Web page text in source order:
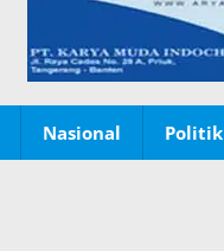
Nasional Politik